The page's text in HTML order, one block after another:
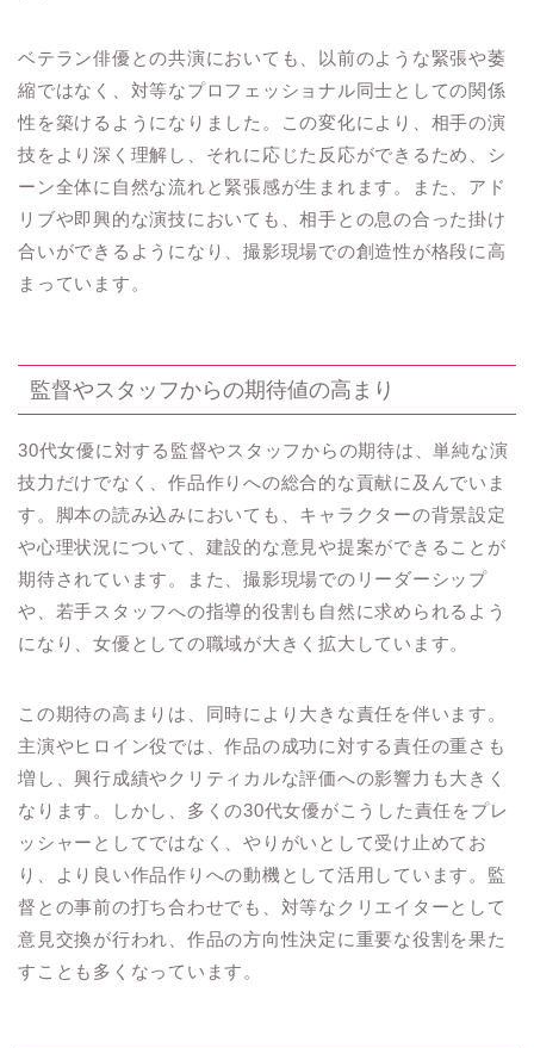
ベテラン俳優との共演においても、以前のような緊張や萎
縮ではなく、対等なプロフェッショナル同士としての関係
性を築けるようになりました。この変化により、相手の演
技をより深く理解し、それに応じた反応ができるため、シ
ーン全体に自然な流れと緊張感が生まれます。また、アド
リブや即興的な演技においても、相手との息の合った掛け
合いができるようになり、撮影現場での創造性が格段に高
まっています。
監督やスタッフからの期待値の高まり
30代女優に対する監督やスタッフからの期待は、単純な演
技力だけでなく、作品作りへの総合的な貢献に及んでいま
す。脚本の読み込みにおいても、キャラクターの背景設定
や心理状況について、建設的な意見や提案ができることが
期待されています。また、撮影現場でのリーダーシップ
や、若手スタッフへの指導的役割も自然に求められるよう
になり、女優としての職域が大きく拡大しています。
この期待の高まりは、同時により大きな責任を伴います。
主演やヒロイン役では、作品の成功に対する責任の重さも
増し、興行成績やクリティカルな評価への影響力も大きく
なります。しかし、多くの30代女優がこうした責任をプレ
ッシャーとしてではなく、やりがいとして受け止めてお
り、より良い作品作りへの動機として活用しています。監
督との事前の打ち合わせでも、対等なクリエイターとして
意見交換が行われ、作品の方向性決定に重要な役割を果た
すことも多くなっています。